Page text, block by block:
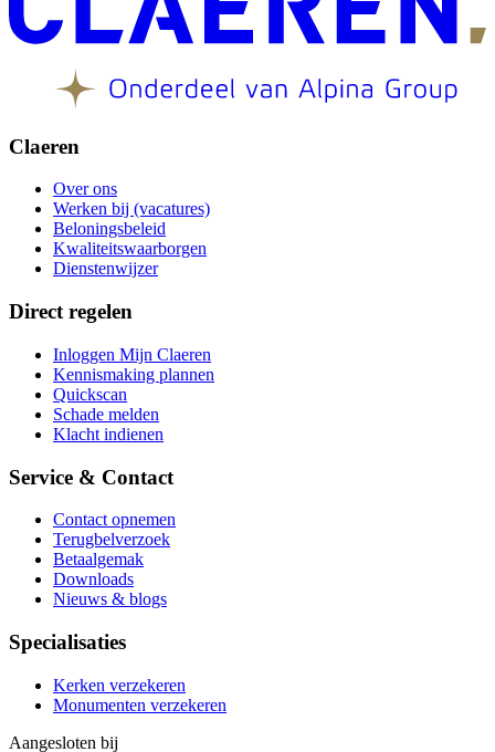
Claeren
Over ons
Werken bij (vacatures)
Beloningsbeleid
Kwaliteitswaarborgen
Dienstenwijzer
Direct regelen
Inloggen Mijn Claeren
Kennismaking plannen
Quickscan
Schade melden
Klacht indienen
Service & Contact
Contact opnemen
Terugbelverzoek
Betaalgemak
Downloads
Nieuws & blogs
Specialisaties
Kerken verzekeren
Monumenten verzekeren
Aangesloten bij